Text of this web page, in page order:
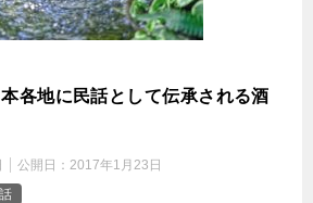
各地に民話として伝承される酒
公開日： 2017年1月23日